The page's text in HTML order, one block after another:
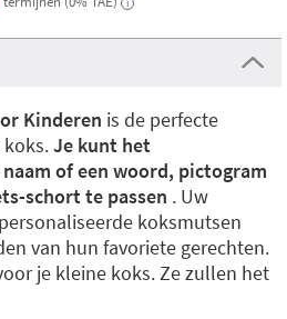
Kinderen is de perfecte
Je kunt het
of een woord, pictogram
schort te passen . Uw
koksmutsen
van hun favoriete gerechten.
je kleine koks. Ze zullen het